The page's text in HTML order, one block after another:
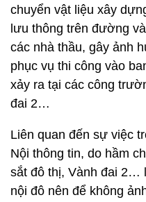
chuyển vật liệu xây
lưu thông trên đường
các nhà thầu, gây ảnh
phục vụ thi công vào
xảy ra tại các công
đai 2…
Liên quan đến sự việc
Nội thông tin, do hầm
sắt đô thị, Vành đai 2…
nội đô nên để không